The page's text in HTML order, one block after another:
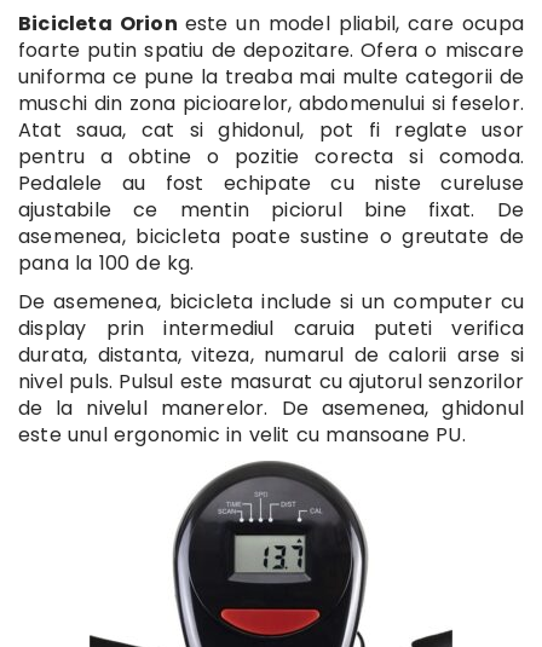
Bicicleta Orion este un model pliabil, care ocupa
foarte putin spatiu de depozitare. Ofera o miscare
uniforma ce pune la treaba mai multe categorii de
muschi din zona picioarelor, abdomenului si feselor.
Atat saua, cat si ghidonul, pot fi reglate usor
pentru a obtine o pozitie corecta si comoda.
Pedalele au fost echipate cu niste cureluse
ajustabile ce mentin piciorul bine fixat. De
asemenea, bicicleta poate sustine o greutate de
pana la 100 de kg.
De asemenea, bicicleta include si un computer cu
display prin intermediul caruia puteti verifica
durata, distanta, viteza, numarul de calorii arse si
nivel puls. Pulsul este masurat cu ajutorul senzorilor
de la nivelul manerelor. De asemenea, ghidonul
este unul ergonomic in velit cu mansoane PU.